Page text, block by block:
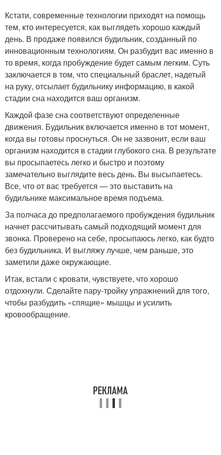
Кстати, современные технологии приходят на помощь
тем, кто интересуется, как выглядеть хорошо каждый
день. В продаже появился будильник, созданный по
инновационным технологиям. Он разбудит вас именно в
то время, когда пробуждение будет самым легким. Суть
заключается в том, что специальный браслет, надетый
на руку, отсылает будильнику информацию, в какой
стадии сна находится ваш организм.
Каждой фазе сна соответствуют определенные
движения. Будильник включается именно в тот момент,
когда вы готовы проснуться. Он не зазвонит, если ваш
организм находится в стадии глубокого сна. В результате
вы просыпаетесь легко и быстро и поэтому
замечательно выглядите весь день. Вы высыпаетесь.
Все, что от вас требуется — это выставить на
будильнике максимальное время подъема.
За полчаса до предполагаемого пробуждения будильник
начнет рассчитывать самый подходящий момент для
звонка. Проверено на себе, просыпаюсь легко, как будто
без будильника. И выгляжу лучше, чем раньше, это
заметили даже окружающие.
Итак, встали с кровати, чувствуете, что хорошо
отдохнули. Сделайте пару-тройку упражнений для того,
чтобы разбудить «спящие» мышцы и усилить
кровообращение.